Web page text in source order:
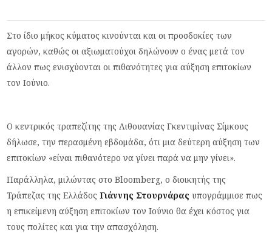
Στο ίδιο μήκος κύματος κινούνται και οι προσδοκίες των
αγορών, καθώς οι αξιωματούχοι δηλώνουν ο ένας μετά τον
άλλον πως ενισχύονται οι πιθανότητες για αύξηση επιτοκίων
τον Ιούνιο.
Ο κεντρικός τραπεζίτης της Λιθουανίας Γκεντιμίνας Σίμκους
δήλωσε, την περασμένη εβδομάδα, ότι μια δεύτερη αύξηση των
επιτοκίων «είναι πιθανότερο να γίνει παρά να μην γίνει».
Παράλληλα, μιλώντας στο Bloomberg, ο διοικητής της
Τράπεζας της ΕλλάδοςΓιάννης Στουρνάρας υπογράμμισε πως
η επικείμενη αύξηση επιτοκίων τον Ιούνιο θα έχει κόστος για
τους πολίτες και για την απασχόληση.